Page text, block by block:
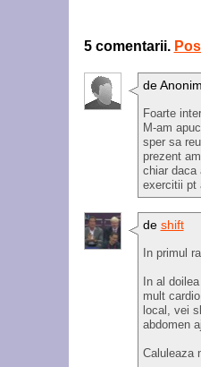
5 comentarii.
de Anonim
Foarte
M-am
sper sa
prezent
chiar daca
exercitii pt
de shift
In primul
In al
mult
local, vei
abdomen
Caluleaza